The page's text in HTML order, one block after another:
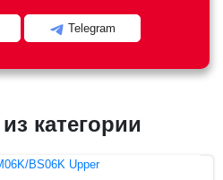
Telegram
категории